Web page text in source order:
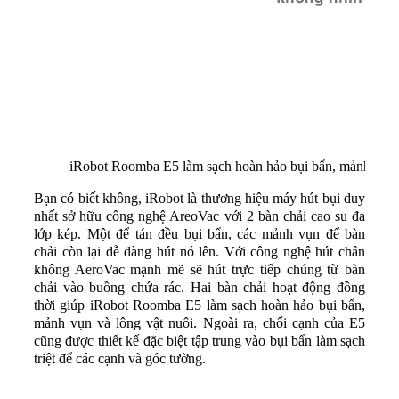
iRobot Roomba E5 làm sạch hoàn hảo bụi bẩn, mảnh
Bạn có biết không, iRobot là thương hiệu máy hút bụi duy
nhất sở hữu công nghệ AreoVac với 2 bàn chải cao su đa
lớp kép. Một để tán đều bụi bẩn, các mảnh vụn để bàn
chải còn lại dễ dàng hút nó lên. Với công nghệ hút chân
không AeroVac mạnh mẽ sẽ hút trực tiếp chúng từ bàn
chải vào buồng chứa rác. Hai bàn chải hoạt động đồng
thời giúp iRobot Roomba E5 làm sạch hoàn hảo bụi bẩn,
mảnh vụn và lông vật nuôi. Ngoài ra, chổi cạnh của E5
cũng được thiết kế đặc biệt tập trung vào bụi bẩn làm sạch
triệt để các cạnh và góc tường.